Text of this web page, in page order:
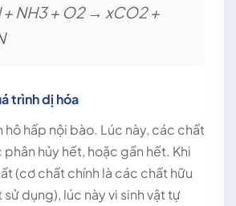
+ NH3 + O2 → xCO2 +
trình dị hóa
hấp nội bào. Lúc này, các chất
hủy hết, hoặc gần hết. Khi
(cơ chất chính là các chất hữu
sử dụng), lúc này vi sinh vật tự